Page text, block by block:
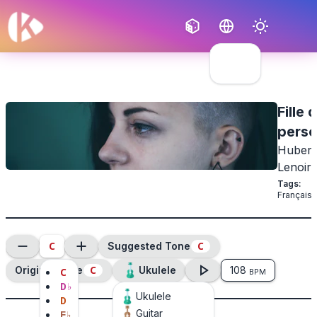
Fille
Hubert
Lenoir
Tags:
Français
C
C
D♭
D
Suggested Tone C
Original Tone C Ukulele
Ukulele
Guitar
108 BPM